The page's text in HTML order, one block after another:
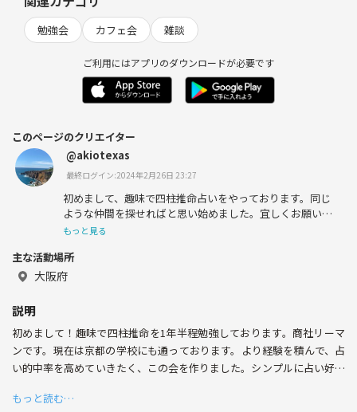
勉強会 カフェ会 雑談
ご利用にはアプリのダウンロードが必要です
このページのクリエイター
@akiotexas
最終ログイン:2024年2月26日 23:27
初めまして、趣味で四柱推命占いをやっております。同じ
ような仲間を探せればと思い始めました。宜しくお願い致
します。
もっと見る
主な活動場所
大阪府
説明
初めまして！趣味で四柱推命を1年半程勉強しております。商社リーマ
ンです。現在は京都の学校にも通っております。より経験を積んで、占
い的中率を高めていきたく、この会を作りました。シンプルに占い好き
技術を磨きたい方と一緒に出来ればと考えております。まずは占いに興
もっと読む…